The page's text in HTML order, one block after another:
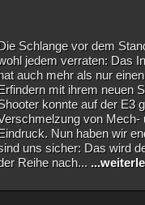
Die Schlange vor dem
jedem verraten: Das
hat auch mehr als nur
Erfindern mit ihrem neuen
konnte auf der E3
von Mech-
Eindruck. Nun haben wir
uns sicher: Das wird
Reihe nach...